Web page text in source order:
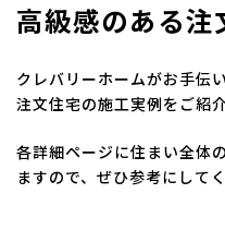
高級感のある注
クレバリーホームがお手伝
注文住宅の施工実例をご紹
各詳細ページに住まい全体
ますので、ぜひ参考にしてく